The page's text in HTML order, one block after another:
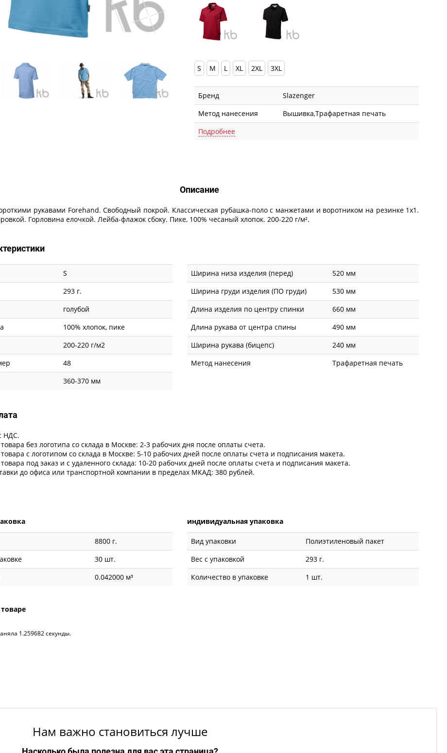
S M L XL 2XL 3XL
Бренд
Slazenger
Метод нанесения
Вышивка,Трафаретная печать
Подробнее
Описание
рукавами Forehand. Свободный покрой. Классическая рубашка-поло с манжетами и воротником на резинке 1х1.
Горловина елочкой. Лейба-флажок сбоку. Пике, 100% чесаный хлопок. 200-220 г/м².
S
293 г.
голубой
100% хлопок, пике
200-220 г/м2
48
360-370 мм
Ширина низа изделия (перед)
520 мм
Ширина груди изделия (ПО груди)
530 мм
Длина изделия по центру спинки
660 мм
Длина рукава от центра спины
490 мм
Ширина рукава (бицепс)
240 мм
Метод нанесения
Трафаретная печать
НДС.
без логотипа со склада в Москве: 2-3 рабочих дня после оплаты счета.
с логотипом со склада в Москве: 5-10 рабочих дней после оплаты счета и подписания макета.
под заказ и с удаленного склада: 10-20 рабочих дней после оплаты счета и подписания макета.
до офиса или транспортной компании в пределах МКАД: 380 рублей.
8800 г.
30 шт.
0.042000 м³
индивидуальная упаковка
Вид упаковки
Полиэтиленовый пакет
Вес с упаковкой
293 г.
Количество в упаковке
1 шт.
1.259682 секунды.
Нам важно становиться лучше